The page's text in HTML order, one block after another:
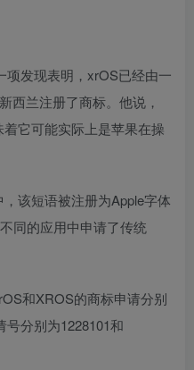
项发现表明，xrOS已经由一
西兰注册了商标。他说，
它可能实际上是苹果在操
该短语被注册为Apple字体
同的应用中申请了传统
和XROS的商标申请分别
号分别为1228101和